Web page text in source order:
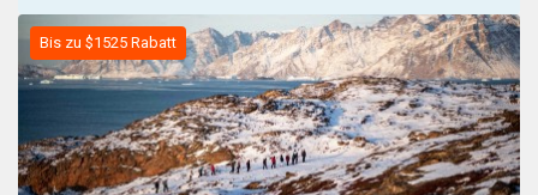
Bis zu $1525 Rabatt